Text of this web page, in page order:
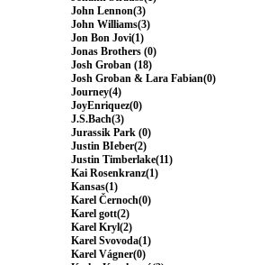
John Lennon(3)
John Williams(3)
Jon Bon Jovi(1)
Jonas Brothers (0)
Josh Groban (18)
Josh Groban & Lara Fabian(0)
Journey(4)
JoyEnriquez(0)
J.S.Bach(3)
Jurassik Park (0)
Justin BIeber(2)
Justin Timberlake(11)
Kai Rosenkranz(1)
Kansas(1)
Karel Černoch(0)
Karel gott(2)
Karel Kryl(2)
Karel Svovoda(1)
Karel Vágner(0)